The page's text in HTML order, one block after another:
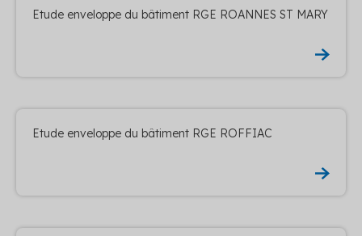
Etude enveloppe du bâtiment RGE ROANNES ST MARY
Etude enveloppe du bâtiment RGE ROFFIAC